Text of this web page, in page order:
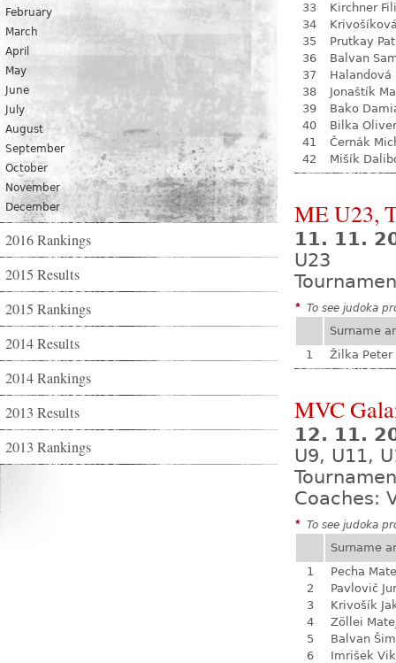
February
March
April
May
June
July
August
September
October
November
December
2016 Rankings
2015 Results
2015 Rankings
2014 Results
2014 Rankings
2013 Results
2013 Rankings
33
Kirchner
34
35
Prutkay
36
Balvan
37
Halandová
38
Jonaštík
39
Bako
40
Bilka Oliver
41
Černák
42
Mišík
ME U23,
11. 11.
U23
* To see judoka
Surname
1
Žilka Peter
MVC
12. 11.
U9, U11,
Coaches:
* To see judoka
Surname
1
Pecha
2
Pavlovič
3
Krivošík
4
Zöllei
5
Balvan
6
Imrišek